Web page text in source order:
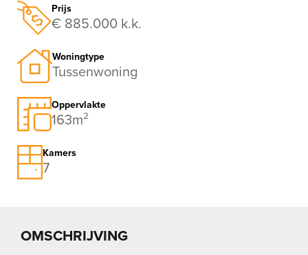
Prijs
€ 885.000 k.k.
Woningtype
Tussenwoning
Oppervlakte
163m²
Kamers
7
OMSCHRIJVING